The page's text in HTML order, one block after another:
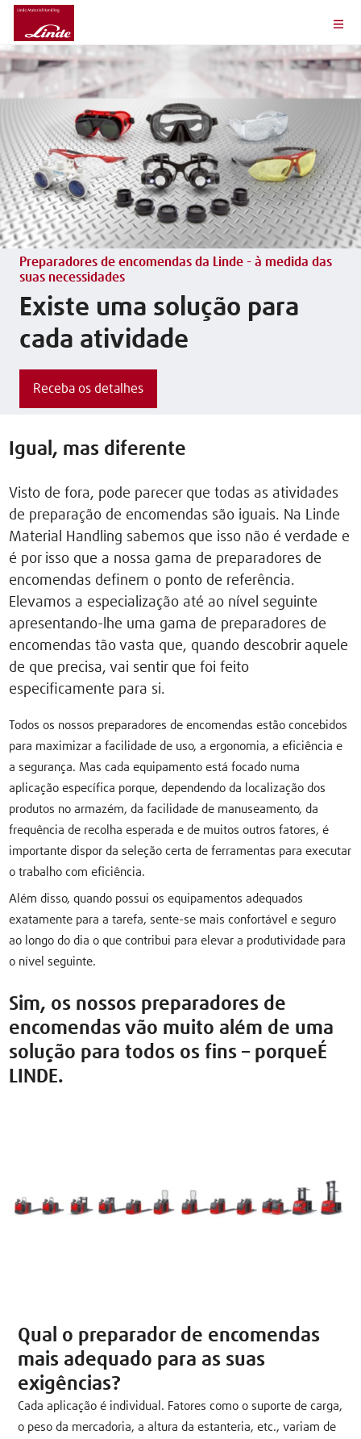
Preparadores de encomendas da Linde - à medida das
suas necessidades
Existe uma solução para
cada atividade
Receba os detalhes
Igual, mas diferente
Visto de fora, pode parecer que todas as atividades
de preparação de encomendas são iguais. Na Linde
Material Handling sabemos que isso não é verdade e
é por isso que a nossa gama de preparadores de
encomendas definem o ponto de referência.
Elevamos a especialização até ao nível seguinte
apresentando-lhe uma gama de preparadores de
encomendas tão vasta que, quando descobrir aquele
de que precisa, vai sentir que foi feito
especificamente para si.
Todos os nossos preparadores de encomendas estão concebidos
para maximizar a facilidade de uso, a ergonomia, a eficiência e
a segurança. Mas cada equipamento está focado numa
aplicação específica porque, dependendo da localização dos
produtos no armazém, da facilidade de manuseamento, da
frequência de recolha esperada e de muitos outros fatores, é
importante dispor da seleção certa de ferramentas para executar
o trabalho com eficiência.
Além disso, quando possui os equipamentos adequados
exatamente para a tarefa, sente-se mais confortável e seguro
ao longo do dia o que contribui para elevar a produtividade para
o nível seguinte.
Sim, os nossos preparadores de
encomendas vão muito além de uma
solução para todos os fins – porque É
LINDE.
Qual o preparador de encomendas
mais adequado para as suas
exigências?
Cada aplicação é individual. Fatores como o suporte de carga,
o peso da mercadoria, a altura da estanteria, etc., variam de